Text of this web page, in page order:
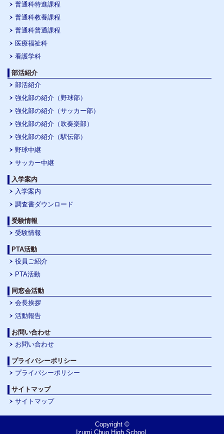
普通科特進課程
普通科教養課程
普通科普通課程
医療福祉科
看護学科
部活紹介
部活紹介
強化部の紹介（野球部）
強化部の紹介（サッカー部）
強化部の紹介（吹奏楽部）
強化部の紹介（駅伝部）
野球中継
サッカー中継
入学案内
入学案内
調査書ダウンロード
受験情報
受験情報
PTA活動
役員ご紹介
PTA活動
同窓会活動
会長挨拶
活動報告
お問い合わせ
お問い合わせ
プライバシーポリシー
プライバシーポリシー
サイトマップ
サイトマップ
Copyright ©
Izumi Chuo High School.